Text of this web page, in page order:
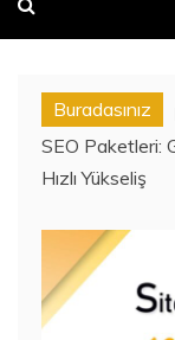
Buradasınız
SEO Paketleri:
Hızlı Yükseliş